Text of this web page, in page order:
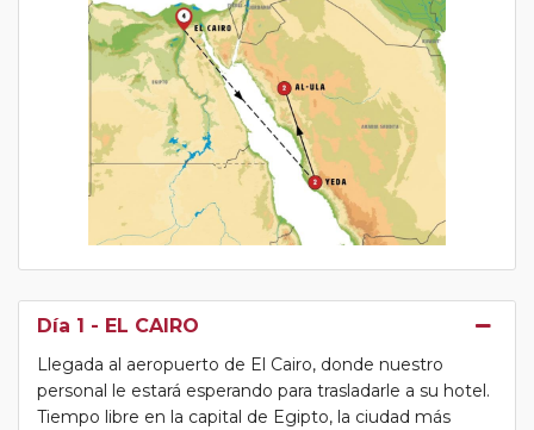
Día 1 - EL CAIRO
Llegada al aeropuerto de El Cairo, donde nuestro
personal le estará esperando para trasladarle a su hotel.
Tiempo libre en la capital de Egipto, la ciudad más